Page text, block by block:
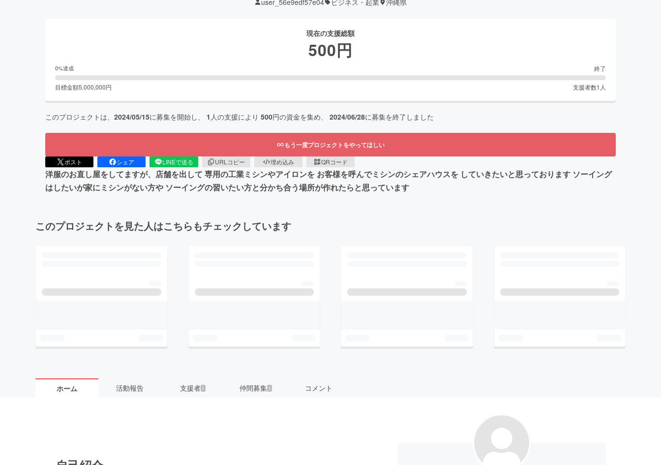
現在の支援総額
500円
0%達成 終了
目標金額5,000,000円 支援者数1 人
このプロジェクトは、 2024/05/15に募集を開始し、 1 人の支援により 500円の資金を集め、 2024/06/28に募集を終了しました
もう一度プロジェクトをやってほしい
ポスト シェア LINEで送る URLコピー 埋め込み QRコード
洋服のお直し屋をしてますが、店舗を出して 専用の工業ミシンやアイロンを お客様を呼んでミシンのシェアハウスを していきたいと思っております ソーイング
はしたいが家にミシンがない方や ソーイングの習いたい方と分かち合う場所が作れたらと思っています
このプロジェクトを見た人はこちらもチェックしています
ホーム 活動報告 支援者 1 仲間募集 1 コメント